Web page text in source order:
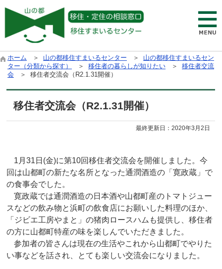
ホーム ＞ 山の都移住すまいるセンター ＞ 山の都移住すまいるセン
ター（分類から探す）
＞ 移住者の暮らしが知りたい ＞ 移住者交流
会 ＞ 移住者交流会（R2.1.31開催）
移住者交流会（R2.1.31開催）
最終更新日：2020年3月2日
1月31日(金)に第10回移住者交流会を開催しました。今
回は山都町の新たな名所となった通潤酒造の「寛政蔵」で
の食事会でした。
寛政蔵では通潤酒造の日本酒や山都町産のトマトジュー
スなどの飲み物と浜町の飲食店にお願いした料理のほか、
「ジビエ工房やまと」の猪肉ロースハムも提供し、移住者
の方に山都町特産の味を楽しんでいただきました。
参加者の皆さんは現在の生活やこれから山都町でやりた
い事などを話され、とても楽しい交流会になりました。